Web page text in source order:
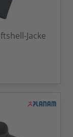
Jacke